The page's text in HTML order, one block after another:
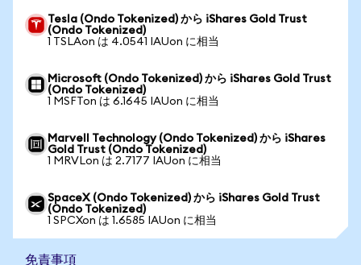
Tesla (Ondo Tokenized) から iShares Gold Trust
(Ondo Tokenized)
1 TSLAon は 4.0541 IAUon に相当
Microsoft (Ondo Tokenized) から iShares Gold Trust
(Ondo Tokenized)
1 MSFTon は 6.1645 IAUon に相当
Marvell Technology (Ondo Tokenized) から iShares
Gold Trust (Ondo Tokenized)
1 MRVLon は 2.7177 IAUon に相当
SpaceX (Ondo Tokenized) から iShares Gold Trust
(Ondo Tokenized)
1 SPCXon は 1.6585 IAUon に相当
免責事項